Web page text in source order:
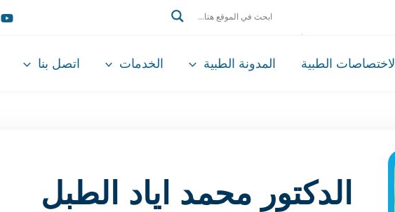
الاختصاصات الطبية المدونة الطبية الخدمات اتصل بنا
الدكتور محمد اياد الطبل